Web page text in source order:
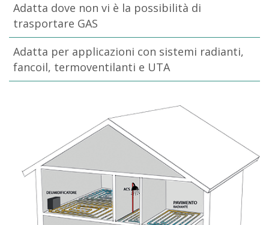
Adatta dove non vi è la possibilità di
trasportare GAS
Adatta per applicazioni con sistemi radianti,
fancoil, termoventilanti e UTA